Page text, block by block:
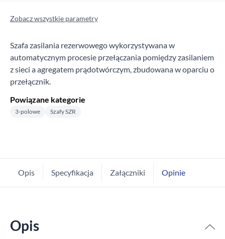
Zobacz wszystkie parametry
Szafa zasilania rezerwowego wykorzystywana w
automatycznym procesie przełączania pomiędzy zasilaniem
z sieci a agregatem prądotwórczym, zbudowana w oparciu o
przełącznik.
Powiązane kategorie
3-polowe Szafy SZR
Opis Specyfikacja Załączniki Opinie
Opis